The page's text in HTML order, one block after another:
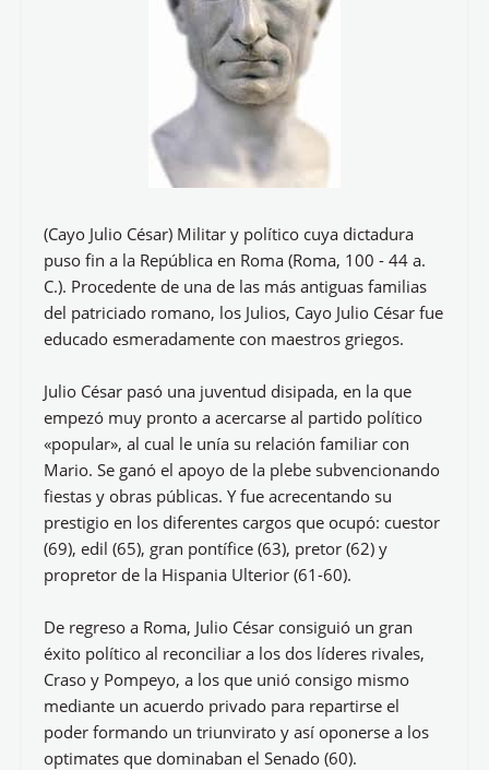
(Cayo Julio César) Militar y político cuya dictadura
puso fin a la República en Roma (Roma, 100 - 44 a.
C.). Procedente de una de las más antiguas familias
del patriciado romano, los Julios, Cayo Julio César fue
educado esmeradamente con maestros griegos.
Julio César pasó una juventud disipada, en la que
empezó muy pronto a acercarse al partido político
«popular», al cual le unía su relación familiar con
Mario. Se ganó el apoyo de la plebe subvencionando
fiestas y obras públicas. Y fue acrecentando su
prestigio en los diferentes cargos que ocupó: cuestor
(69), edil (65), gran pontífice (63), pretor (62) y
propretor de la Hispania Ulterior (61-60).
De regreso a Roma, Julio César consiguió un gran
éxito político al reconciliar a los dos líderes rivales,
Craso y Pompeyo, a los que unió consigo mismo
mediante un acuerdo privado para repartirse el
poder formando un triunvirato y así oponerse a los
optimates que dominaban el Senado (60).